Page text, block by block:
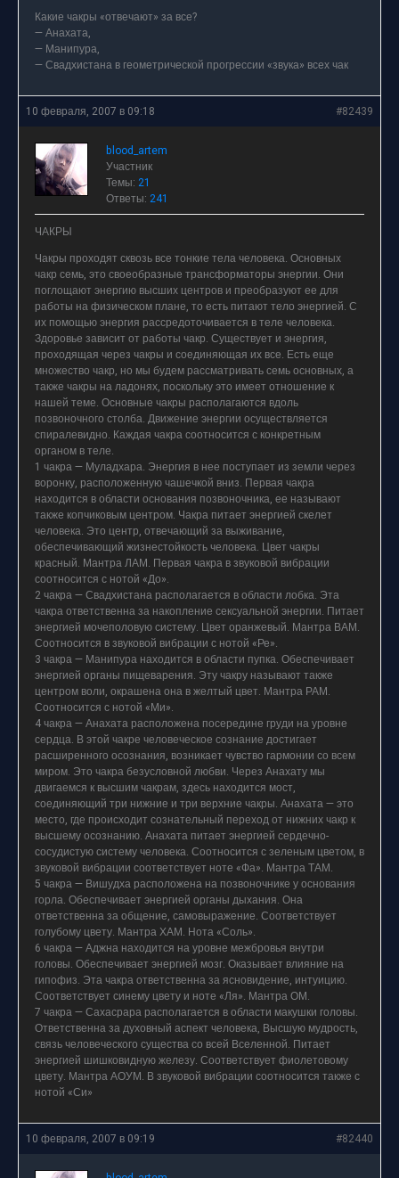
Какие чакры «отвечают» за все?
— Анахата,
— Манипура,
— Свадхистана в геометрической прогрессии «звука» всех чак
10 февраля, 2007 в 09:18 #82439
blood_artem
Участник
Темы: 21
Ответы: 241
ЧАКРЫ
Чакры проходят сквозь все тонкие тела человека. Основных
чакр семь, это своеобразные трансформаторы энергии. Они
поглощают энергию высших центров и преобразуют ее для
работы на физическом плане, то есть питают тело энергией. С
их помощью энергия рассредоточивается в теле человека.
Здоровье зависит от работы чакр. Существует и энергия,
проходящая через чакры и соединяющая их все. Есть еще
множество чакр, но мы будем рассматривать семь основных, а
также чакры на ладонях, поскольку это имеет отношение к
нашей теме. Основные чакры располагаются вдоль
позвоночного столба. Движение энергии осуществляется
спиралевидно. Каждая чакра соотносится с конкретным
органом в теле.
1 чакра — Муладхара. Энергия в нее поступает из земли через
воронку, расположенную чашечкой вниз. Первая чакра
находится в области основания позвоночника, ее называют
также копчиковым центром. Чакра питает энергией скелет
человека. Это центр, отвечающий за выживание,
обеспечивающий жизнестойкость человека. Цвет чакры
красный. Мантра ЛАМ. Первая чакра в звуковой вибрации
соотносится с нотой «До».
2 чакра — Свадхистана располагается в области лобка. Эта
чакра ответственна за накопление сексуальной энергии. Питает
энергией мочеполовую систему. Цвет оранжевый. Мантра ВАМ.
Соотносится в звуковой вибрации с нотой «Ре».
3 чакра — Манипура находится в области пупка. Обеспечивает
энергией органы пищеварения. Эту чакру называют также
центром воли, окрашена она в желтый цвет. Мантра РАМ.
Соотносится с нотой «Ми».
4 чакра — Анахата расположена посередине груди на уровне
сердца. В этой чакре человеческое сознание достигает
расширенного осознания, возникает чувство гармонии со всем
миром. Это чакра безусловной любви. Через Анахату мы
двигаемся к высшим чакрам, здесь находится мост,
соединяющий три нижние и три верхние чакры. Анахата — это
место, где происходит сознательный переход от нижних чакр к
высшему осознанию. Анахата питает энергией сердечно-
сосудистую систему человека. Соотносится с зеленым цветом, в
звуковой вибрации соответствует ноте «Фа». Мантра ТАМ.
5 чакра — Вишудха расположена на позвоночнике у основания
горла. Обеспечивает энергией органы дыхания. Она
ответственна за общение, самовыражение. Соответствует
голубому цвету. Мантра ХАМ. Нота «Соль».
6 чакра — Аджна находится на уровне межбровья внутри
головы. Обеспечивает энергией мозг. Оказывает влияние на
гипофиз. Эта чакра ответственна за ясновидение, интуицию.
Соответствует синему цвету и ноте «Ля». Мантра ОМ.
7 чакра — Сахасрара располагается в области макушки головы.
Ответственна за духовный аспект человека, Высшую мудрость,
связь человеческого существа со всей Вселенной. Питает
энергией шишковидную железу. Соответствует фиолетовому
цвету. Мантра АОУМ. В звуковой вибрации соотносится также с
нотой «Си»
10 февраля, 2007 в 09:19 #82440